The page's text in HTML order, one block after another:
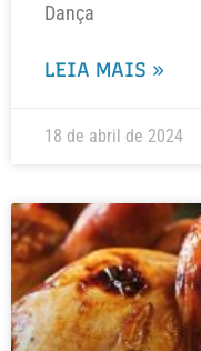
Dança
LEIA MAIS »
18 de abril de 2024